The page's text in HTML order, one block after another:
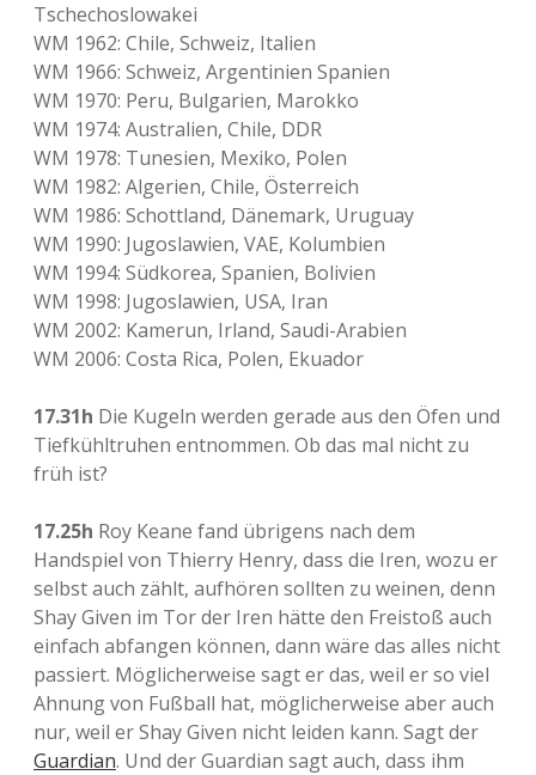
Tschechoslowakei
WM 1962: Chile, Schweiz, Italien
WM 1966: Schweiz, Argentinien Spanien
WM 1970: Peru, Bulgarien, Marokko
WM 1974: Australien, Chile, DDR
WM 1978: Tunesien, Mexiko, Polen
WM 1982: Algerien, Chile, Österreich
WM 1986: Schottland, Dänemark, Uruguay
WM 1990: Jugoslawien, VAE, Kolumbien
WM 1994: Südkorea, Spanien, Bolivien
WM 1998: Jugoslawien, USA, Iran
WM 2002: Kamerun, Irland, Saudi-Arabien
WM 2006: Costa Rica, Polen, Ekuador
17.31h Die Kugeln werden gerade aus den Öfen und
Tiefkühltruhen entnommen. Ob das mal nicht zu
früh ist?
17.25h Roy Keane fand übrigens nach dem
Handspiel von Thierry Henry, dass die Iren, wozu er
selbst auch zählt, aufhören sollten zu weinen, denn
Shay Given im Tor der Iren hätte den Freistoß auch
einfach abfangen können, dann wäre das alles nicht
passiert. Möglicherweise sagt er das, weil er so viel
Ahnung von Fußball hat, möglicherweise aber auch
nur, weil er Shay Given nicht leiden kann. Sagt der
Guardian. Und der Guardian sagt auch, dass ihm